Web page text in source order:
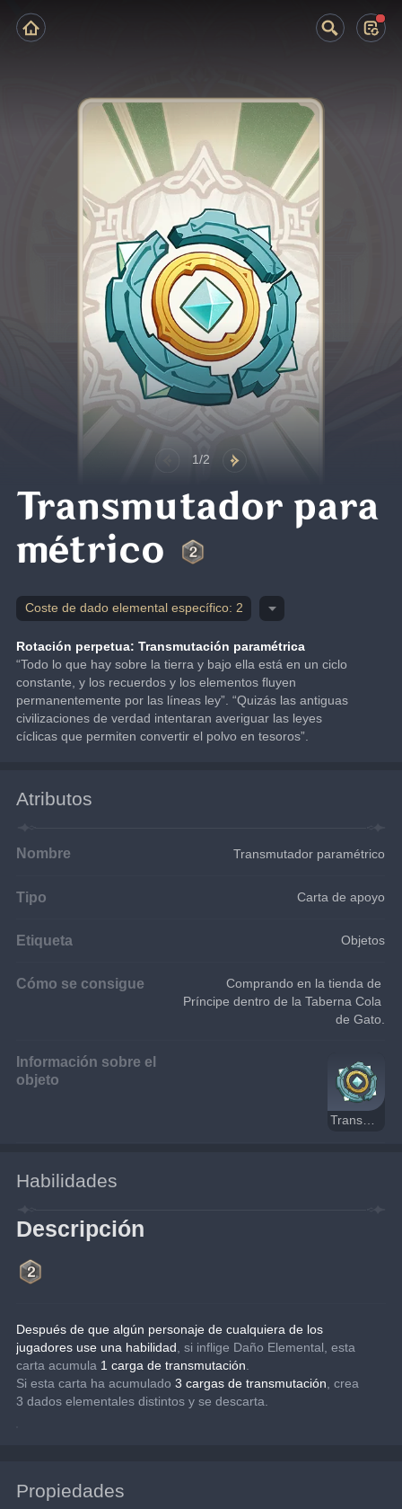
1/2
Transmutador para
métrico
Coste de dado elemental específico: 2
Rotación perpetua: Transmutación paramétrica
“Todo lo que hay sobre la tierra y bajo ella está en un ciclo
constante, y los recuerdos y los elementos fluyen
permanentemente por las líneas ley”. “Quizás las antiguas
civilizaciones de verdad intentaran averiguar las leyes
cíclicas que permiten convertir el polvo en tesoros”.
Atributos
Nombre Transmutador paramétrico
Tipo Carta de apoyo
Etiqueta Objetos
Cómo se consigue
Comprando en la tienda de
Príncipe dentro de la Taberna Cola
de Gato.
Información sobre el
objeto
Transmutador paramétrico
Habilidades
Descripción
Después de que algún personaje de cualquiera de los
jugadores use una habilidad , si inflige Daño Elemental, esta
carta acumula 1 carga de transmutación
Si esta carta ha acumulado 3 cargas de transmutación , crea
3 dados elementales distintos y se descarta.
Propiedades